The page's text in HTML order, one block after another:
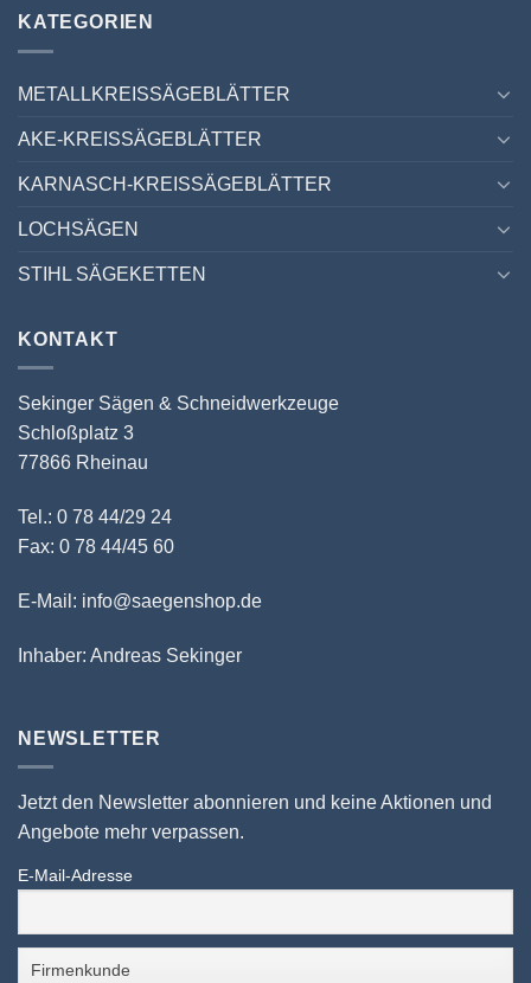
KATEGORIEN
METALLKREISSÄGEBLÄTTER
AKE-KREISSÄGEBLÄTTER
KARNASCH-KREISSÄGEBLÄTTER
LOCHSÄGEN
STIHL SÄGEKETTEN
KONTAKT
Sekinger Sägen & Schneidwerkzeuge
Schloßplatz 3
77866 Rheinau
Tel.: 0 78 44/29 24
Fax: 0 78 44/45 60
E-Mail: info@saegenshop.de
Inhaber: Andreas Sekinger
NEWSLETTER
Jetzt den Newsletter abonnieren und keine Aktionen und
Angebote mehr verpassen.
E-Mail-Adresse